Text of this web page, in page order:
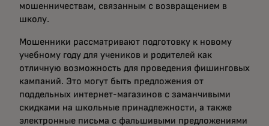
мошенничествам, связанным с возвращением в
школу.
Мошенники рассматривают подготовку к новому
учебному году для учеников и родителей как
отличную возможность для проведения фишинговых
кампаний. Это могут быть предложения от
поддельных интернет-магазинов с заманчивыми
скидками на школьные принадлежности, а также
электронные письма с фальшивыми предложениями